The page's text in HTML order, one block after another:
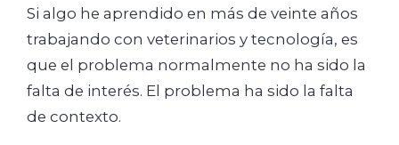
Si algo he aprendido en más de veinte años
trabajando con veterinarios y tecnología, es
que el problema normalmente no ha sido la
falta de interés. El problema ha sido la falta
de contexto.